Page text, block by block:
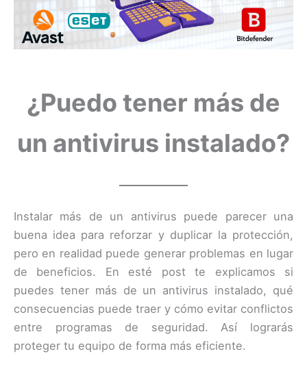
¿Puedo tener más de
un antivirus instalado?
Instalar más de un antivirus puede parecer una
buena idea para reforzar y duplicar la protección,
pero en realidad puede generar problemas en lugar
de beneficios. En esté post te explicamos si
puedes tener más de un antivirus instalado, qué
consecuencias puede traer y cómo evitar conflictos
entre programas de seguridad. Así lograrás
proteger tu equipo de forma más eficiente.